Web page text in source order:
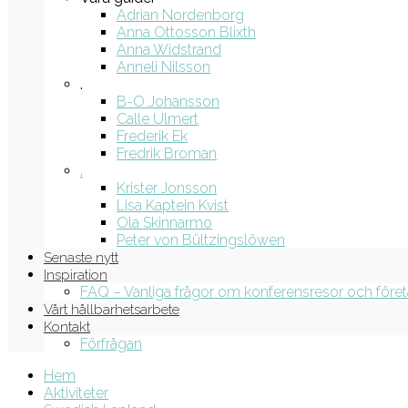
Adrian Nordenborg
Anna Ottosson Blixth
Anna Widstrand
Anneli Nilsson
.
B-O Johansson
Calle Ulmert
Frederik Ek
Fredrik Broman
.
Krister Jonsson
Lisa Kaptein Kvist
Ola Skinnarmo
Peter von Bültzingslöwen
Senaste nytt
Inspiration
FAQ – Vanliga frågor om konferensresor och
Vårt hållbarhetsarbete
Kontakt
Förfrågan
Hem
Aktiviteter